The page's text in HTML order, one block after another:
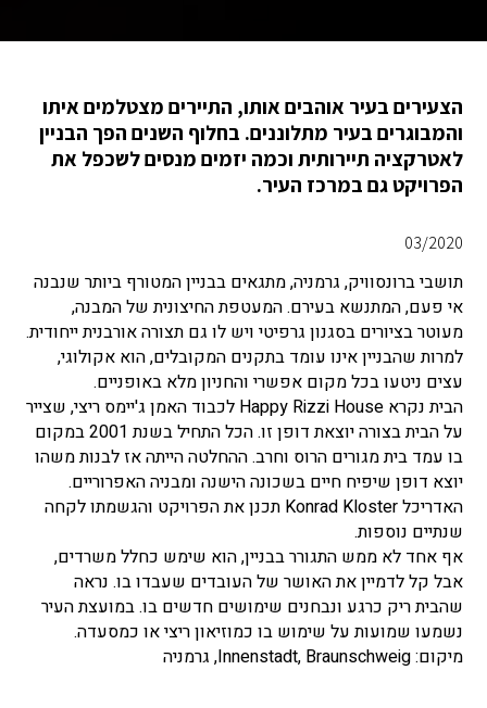
הצעירים בעיר אוהבים אותו, התיירים מצטלמים איתו
והמבוגרים בעיר מתלוננים. בחלוף השנים הפך הבניין
לאטרקציה תיירותית וכמה יזמים מנסים לשכפל את
הפרויקט גם במרכז העיר.
03/2020
תושבי ברונסוויק, גרמניה, מתגאים בבניין המטורף ביותר שנבנה
אי פעם, המתנשא בעירם. המעטפת החיצונית של המבנה,
מעוטר בציורים בסגנון גרפיטי ויש לו גם תצורה אורבנית ייחודית.
למרות שהבניין אינו עומד בתקנים המקובלים, הוא אקולוגי,
עצים ניטעו בכל מקום אפשרי והחניון מלא באופניים.
הבית נקרא Happy Rizzi House לכבוד האמן ג'יימס ריצי, שצייר
על הבית בצורה יוצאת דופן זו. הכל התחיל בשנת 2001 במקום
בו עמד בית מגורים הרוס וחרב. ההחלטה הייתה אז לבנות משהו
יוצא דופן שיפיח חיים בשכונה הישנה ומבניה האפרוריים.
האדריכל Konrad Kloster תכנן את הפרויקט והגשמתו לקחה
שנתיים נוספות.
אף אחד לא ממש התגורר בבניין, הוא שימש כחלל משרדים,
אבל קל לדמיין את האושר של העובדים שעבדו בו. נראה
שהבית ריק כרגע ונבחנים שימושים חדשים בו. במועצת העיר
נשמעו שמועות על שימוש בו כמוזיאון ריצי או כמסעדה.
מיקום: Innenstadt, Braunschweig, גרמניה